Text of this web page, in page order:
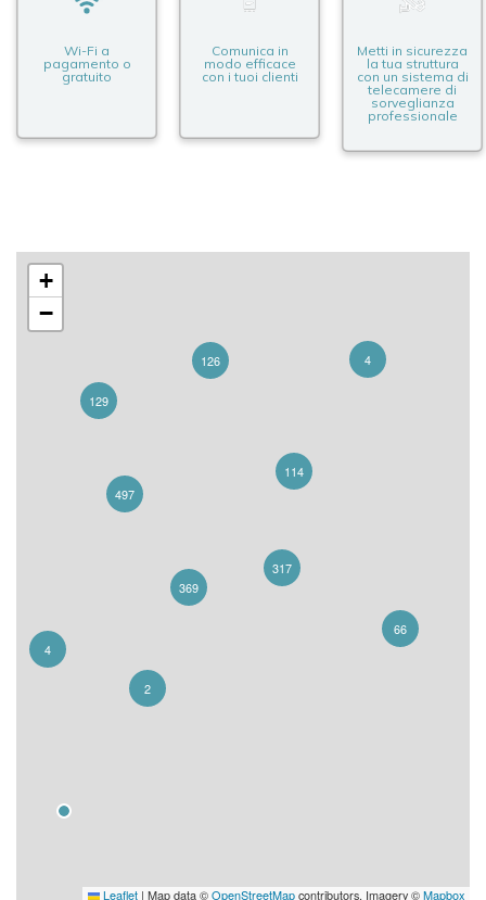
Wi-Fi a
pagamento o
gratuito
Comunica in
modo efficace
con i tuoi clienti
Metti in sicurezza
la tua struttura
con un sistema di
telecamere di
sorveglianza
professionale
129
2
4
497
369
66
4
317
126
114
+
−
Leaflet | Map data ©OpenStreetMapcontributors, Imagery ©Mapbox